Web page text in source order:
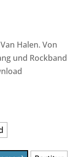
Halen. Von
und Rockband